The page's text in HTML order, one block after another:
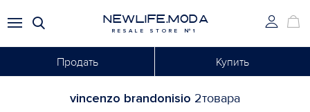
NEWLIFE.MODA
RESALE STORE №1
Продать Купить
vincenzo brandonisio 2товара